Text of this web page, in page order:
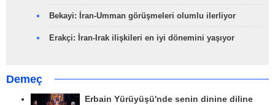
Bekayi: İran-Umman görüşmeleri olumlu ilerliyor
Erakçi: İran-Irak ilişkileri en iyi dönemini yaşıyor
Demeç
Erbain Yürüyüşü'nde senin dinine diline